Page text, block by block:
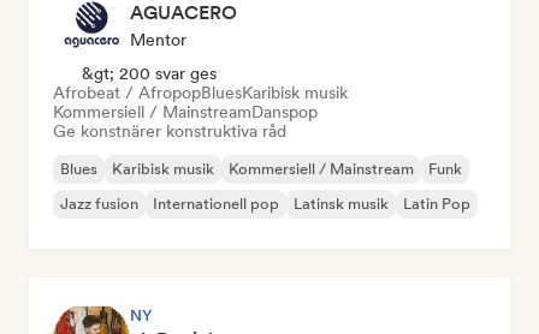
AGUACERO
Mentor
&gt; 200 svar ges
Afrobeat / AfropopBluesKaribisk musik
Kommersiell / MainstreamDanspop
Ge konstnärer konstruktiva råd
Blues Karibisk musik Kommersiell / Mainstream
Funk
Jazz fusion
Internationell pop Latinsk musik Latin Pop
NY